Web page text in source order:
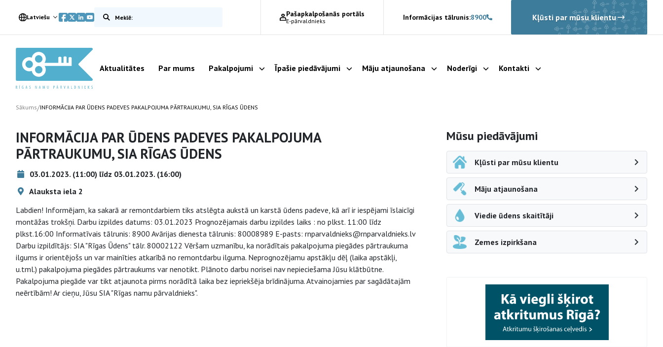
Latviešu Meklēt vietnē Pašapkalpošanās portāls
E-pārvaldnieks Informācijas tālrunis:8900 Kļūsti par mūsu klientu
Aktualitātes Par mums Pakalpojumi Parādīt apakšizvēlni
Īpašie piedāvājumi Parādīt apakšizvēlni
Māju atjaunošana Parādīt apakšizvēlni
Noderīgi Parādīt apakšizvēlni
Kontakti Parādīt apakšizvēlni
Sākums/INFORMĀCIJA PAR ŪDENS PADEVES PAKALPOJUMA PĀRTRAUKUMU, SIA RĪGAS ŪDENS
INFORMĀCIJA PAR ŪDENS PADEVES PAKALPOJUMA
PĀRTRAUKUMU, SIA RĪGAS ŪDENS
03.01.2023. (11:00) līdz 03.01.2023. (16:00)
Alauksta iela 2
Labdien! Informējam, ka sakarā ar remontdarbiem tiks atslēgta aukstā un karstā ūdens padeve, kā arī ir iespējami īslaicīgi
montāžas trokšņi. Darbu izpildes datums: 03.01.2023 Prognozējamais darbu izpildes laiks : no plkst. 11:00 līdz
plkst.16:00 Informatīvais tālrunis: 8900 Avārijas dienesta tālrunis: 80008989 E-pasts: rnparvaldnieks@rnparvaldnieks.lv
Darbu izpildītājs: SIA "Rīgas Ūdens" tālr. 80002122 Vēršam uzmanību, ka norādītais pakalpojuma piegādes pārtraukuma
ilgums ir orientējošs un var mainīties atkarībā no remontdarbu ilguma. Neprognozējamu apstākļu dēļ (laika apstākļi,
u.tml.) pakalpojuma piegādes pārtraukums var nenotikt. Plānoto darbu norisei nav nepieciešama Jūsu klātbūtne.
Pakalpojuma piegāde var tikt atjaunota pirms norādītā laika bez iepriekšēja brīdinājuma. Atvainojamies par sagādātajām
neērtībām! Ar cieņu, Jūsu SIA "Rīgas namu pārvaldnieks".
Sāna navigācija
Mūsu piedāvājumi
Kļūsti par mūsu klientu
Māju atjaunošana
Viedie ūdens skaitītāji
Zemes izpirkšana